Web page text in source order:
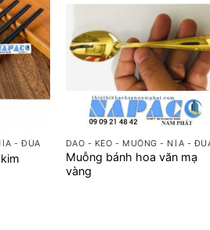
- ĐŨA
+
DAO - KÉO - MUỖNG - NĨA -
Muỗng bánh hoa văn mạ
vàng